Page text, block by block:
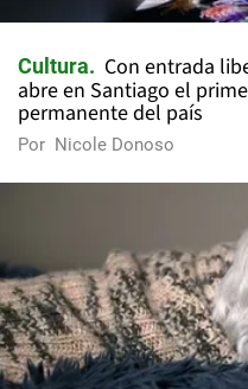
Cultura
Con entrada
abre en Santiago el
permanente del país
Por Nicole Donoso